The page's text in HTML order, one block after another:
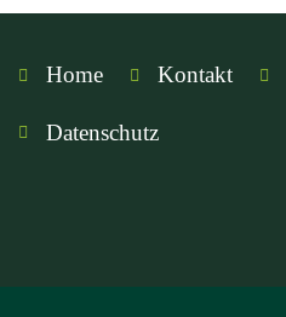
Home Kontakt
Datenschutz